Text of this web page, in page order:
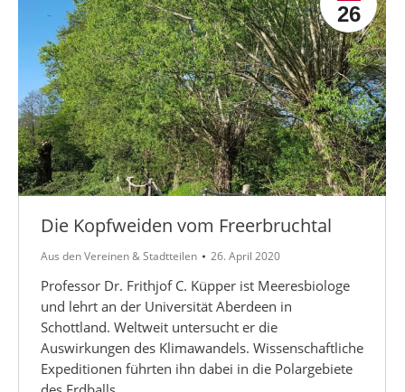
26
Die Kopfweiden vom Freerbruchtal
Aus den Vereinen & Stadtteilen 26. April 2020
Professor Dr. Frithjof C. Küpper ist Meeresbiologe
und lehrt an der Universität Aberdeen in
Schottland. Weltweit untersucht er die
Auswirkungen des Klimawandels. Wissenschaftliche
Expeditionen führten ihn dabei in die Polargebiete